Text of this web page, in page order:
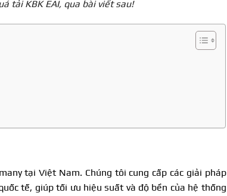
tải KBK EAI, qua bài viết sau!
tại Việt Nam. Chúng tôi cung cấp các giải pháp
tế, giúp tối ưu hiệu suất và độ bền của hệ thống